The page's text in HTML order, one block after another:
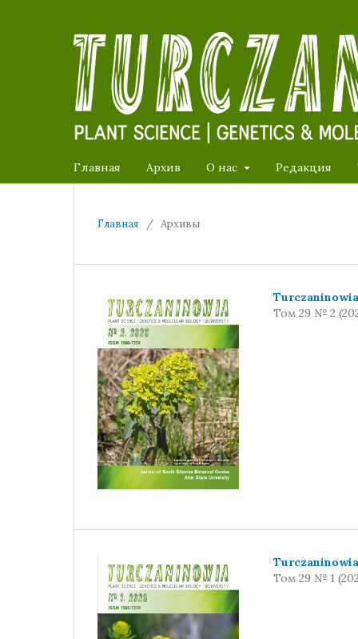
Главная Архив О нас Редакция
Главная / Архивы
Turczaninowia
Том 29 № 2
Turczaninowia
Том 29 № 1